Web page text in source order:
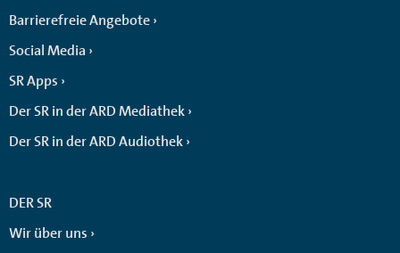
Barrierefreie Angebote
Social Media
SR Apps
Der SR in der ARD Mediathek
Der SR in der ARD Audiothek
DER SR
Wir über uns